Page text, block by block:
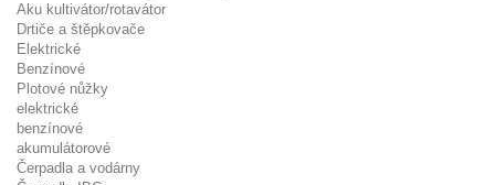
Aku kultivátor/rotavátor
Drtiče a štěpkovače
Elektrické
Benzínové
Plotové nůžky
elektrické
benzínové
akumulátorové
Čerpadla a vodárny